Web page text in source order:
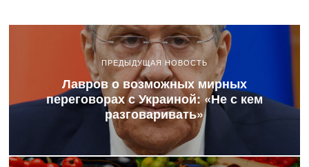
ПРЕДЫДУЩАЯ НОВОСТЬ
Лавров о возможных мирных
переговорах с Украиной: «Не с кем
разговаривать»